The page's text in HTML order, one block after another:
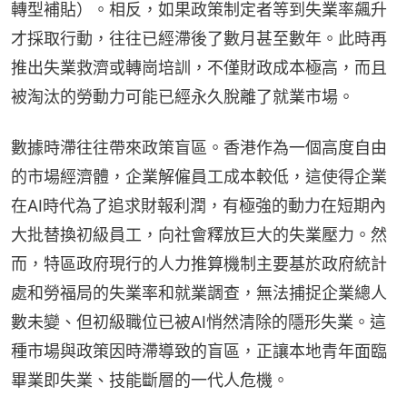
轉型補貼）。相反，如果政策制定者等到失業率飆升
才採取行動，往往已經滯後了數月甚至數年。此時再
推出失業救濟或轉崗培訓，不僅財政成本極高，而且
被淘汰的勞動力可能已經永久脫離了就業市場。
數據時滯往往帶來政策盲區。香港作為一個高度自由
的市場經濟體，企業解僱員工成本較低，這使得企業
在AI時代為了追求財報利潤，有極強的動力在短期內
大批替換初級員工，向社會釋放巨大的失業壓力。然
而，特區政府現行的人力推算機制主要基於政府統計
處和勞福局的失業率和就業調查，無法捕捉企業總人
數未變、但初級職位已被AI悄然清除的隱形失業。這
種市場與政策因時滯導致的盲區，正讓本地青年面臨
畢業即失業、技能斷層的一代人危機。